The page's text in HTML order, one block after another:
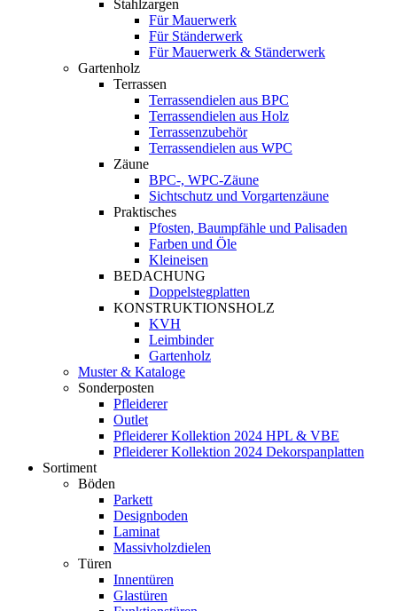
Stahlzargen
Für Mauerwerk
Für Ständerwerk
Für Mauerwerk & Ständerwerk
Gartenholz
Terrassen
Terrassendielen aus BPC
Terrassendielen aus Holz
Terrassenzubehör
Terrassendielen aus WPC
Zäune
BPC-, WPC-Zäune
Sichtschutz und Vorgartenzäune
Praktisches
Pfosten, Baumpfähle und Palisaden
Farben und Öle
Kleineisen
BEDACHUNG
Doppelstegplatten
KONSTRUKTIONSHOLZ
KVH
Leimbinder
Gartenholz
Muster & Kataloge
Sonderposten
Pfleiderer
Outlet
Pfleiderer Kollektion 2024 HPL & VBE
Pfleiderer Kollektion 2024 Dekorspanplatten
Sortiment
Böden
Parkett
Designboden
Laminat
Massivholzdielen
Türen
Innentüren
Glastüren